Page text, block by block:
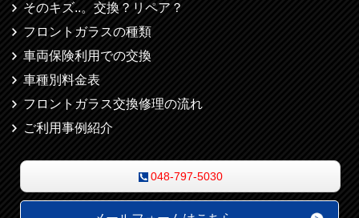
そのキズ..。交換？リペア？
フロントガラスの種類
車両保険利用での交換
車種別料金表
フロントガラス交換修理の流れ
ご利用事例紹介
048-797-5030